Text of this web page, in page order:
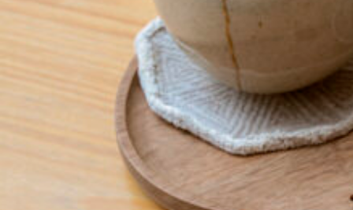
Instagram
チケットプレゼント応募